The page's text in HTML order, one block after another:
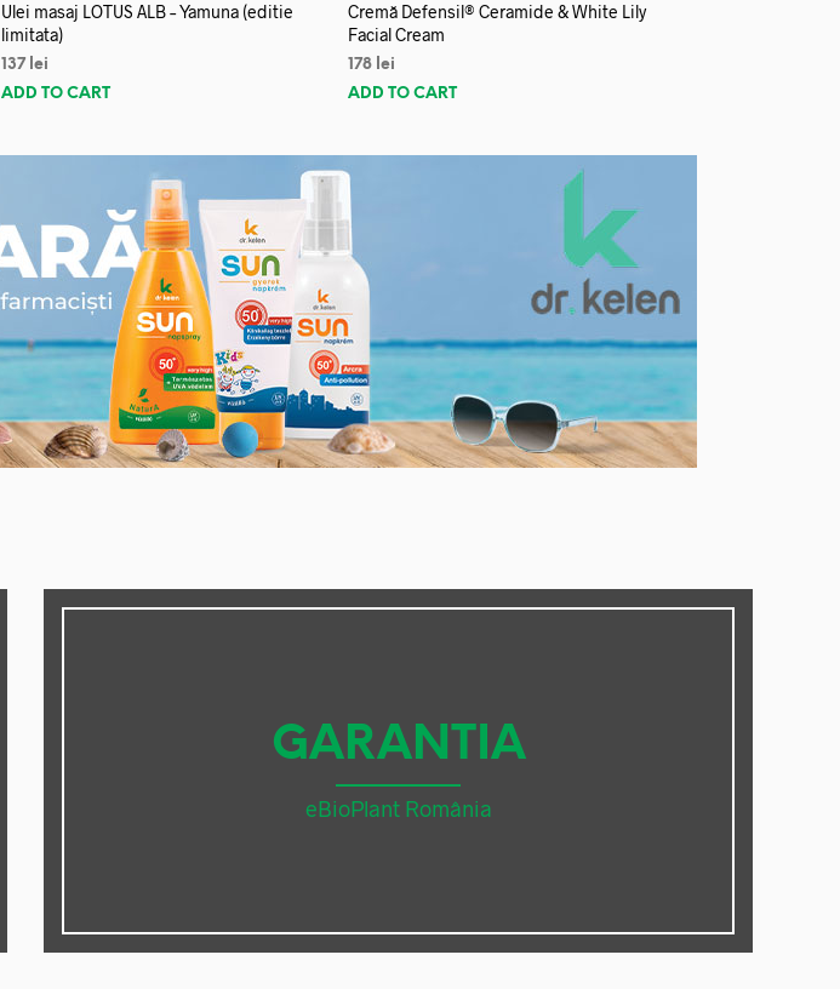
Ulei masaj LOTUS ALB – Yamuna (editie
limitata)
137 lei
ADD TO CART
Cremă Defensil® Ceramide & White Lily
Facial Cream
178 lei
ADD TO CART
GARANTIA
eBioPlant România